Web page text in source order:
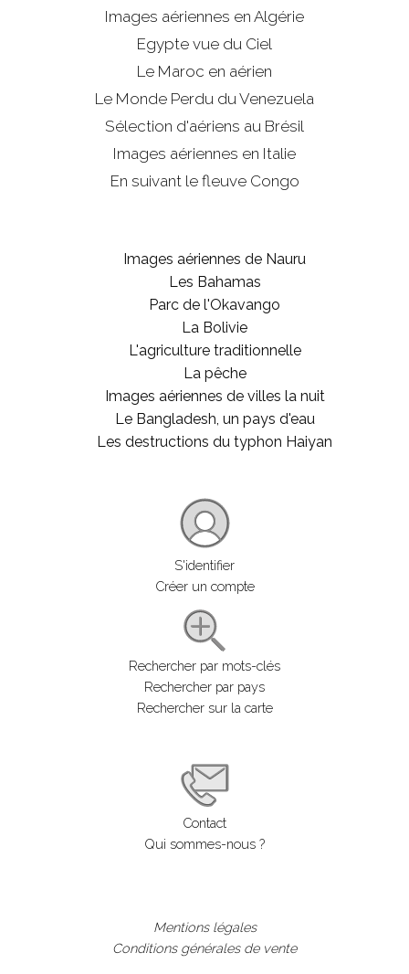
Images aériennes en Algérie
Egypte vue du Ciel
Le Maroc en aérien
Le Monde Perdu du Venezuela
Sélection d'aériens au Brésil
Images aériennes en Italie
En suivant le fleuve Congo
Images aériennes de Nauru
Les Bahamas
Parc de l'Okavango
La Bolivie
L'agriculture traditionnelle
La pêche
Images aériennes de villes la nuit
Le Bangladesh, un pays d'eau
Les destructions du typhon Haiyan
S'identifier
Créer un compte
Rechercher par mots-clés
Rechercher par pays
Rechercher sur la carte
Contact
Qui sommes-nous ?
Mentions légales
Conditions générales de vente